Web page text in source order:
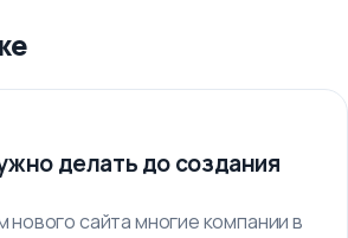
делать до создания
сайта многие компании в